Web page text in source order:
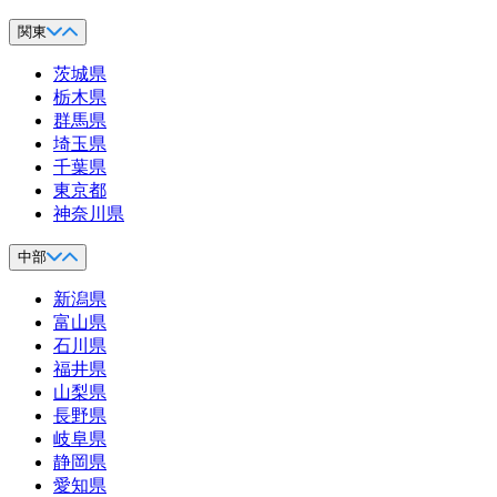
関東
茨城県
栃木県
群馬県
埼玉県
千葉県
東京都
神奈川県
中部
新潟県
富山県
石川県
福井県
山梨県
長野県
岐阜県
静岡県
愛知県